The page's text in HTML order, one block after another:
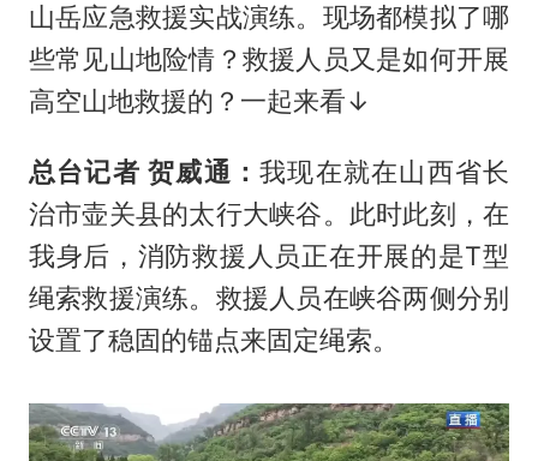
山岳应急救援实战演练。现场都模拟了哪
些常见山地险情？救援人员又是如何开展
高空山地救援的？一起来看↓
总台记者 贺威通：我现在就在山西省长
治市壶关县的太行大峡谷。此时此刻，在
我身后，消防救援人员正在开展的是T型
绳索救援演练。救援人员在峡谷两侧分别
设置了稳固的锚点来固定绳索。